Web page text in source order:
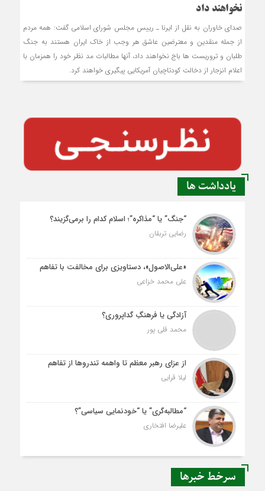
نخواهند داد
صدای خاوران به نقل از ایرنا ـ رییس مجلس شورای اسلامی گفت: همه مردم
از جمله منقدین و معترضین عاشق هر وجب از خاک ایران هستند به جنگ
طلبان و تروریست ها باج نخواهند داد، آنها مطالبات مد نظر خود را همزمان با
اعلام انزجار از دخالت کودتاچیان آمریکایی پیگیری خواهند کرد.
یادداشت ها
“جنگ” یا “مذاکره”؛ اسلام کدام را برمی‌گزیند؟
رضایی تربقان
«علی‌الاصول»، دستاویزی برای مخالفت با تفاهم
علی محمد خزاعی
آزادگی یا فرهنگِ گداپروری؟
محمد قلی پور
از عزای رهبر معظم تا واهمه تندروها از تفاهم
لیلا قرایی
“مطالبه‌گری” یا “خودنمایی سیاسی”؟
علیرضا افتخاری
سرخط خبرها